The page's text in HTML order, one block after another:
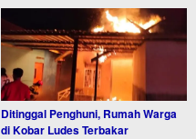
Ditinggal Penghuni, Rumah Warga
di Kobar Ludes Terbakar